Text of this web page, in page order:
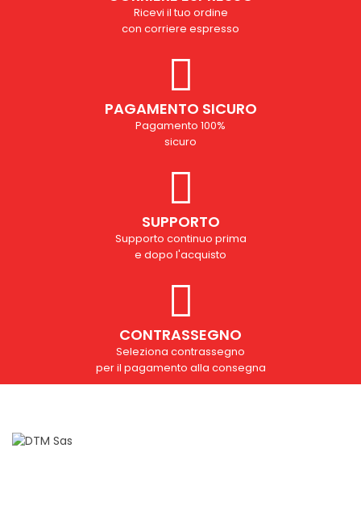
Ricevi il tuo ordine
con corriere espresso
PAGAMENTO SICURO
Pagamento 100%
sicuro
SUPPORTO
Supporto continuo prima
e dopo l'acquisto
CONTRASSEGNO
Seleziona contrassegno
per il pagamento alla consegna